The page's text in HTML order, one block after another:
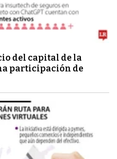
del capital de la
participación de